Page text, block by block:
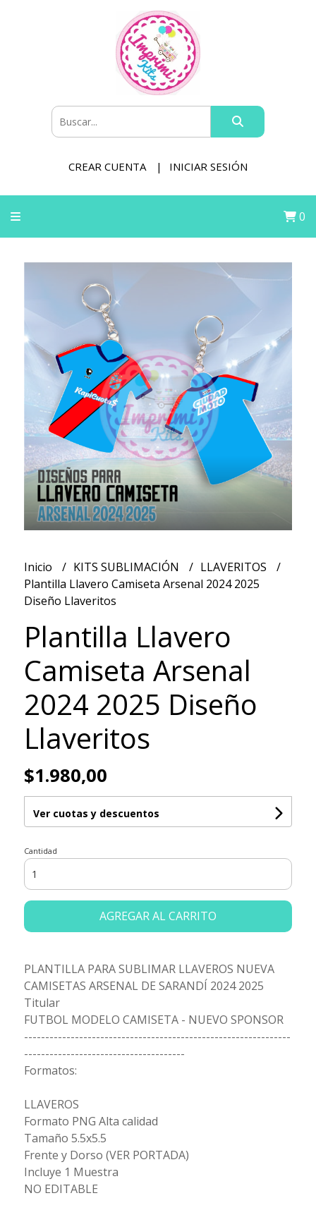
CREAR CUENTA INICIAR SESIÓN
0
Inicio KITS SUBLIMACIÓN
LLAVERITOS
Plantilla Llavero Camiseta Arsenal 2024 2025
Diseño Llaveritos
Plantilla Llavero
Camiseta Arsenal
2024 2025 Diseño
Llaveritos
$1.980,00
Ver cuotas y descuentos
Cantidad
AGREGAR AL CARRITO
PLANTILLA PARA SUBLIMAR LLAVEROS NUEVA
CAMISETAS ARSENAL DE SARANDÍ 2024 2025
Titular
FUTBOL MODELO CAMISETA - NUEVO SPONSOR
---------------------------------------------------------------
--------------------------------------
Formatos:
LLAVEROS
Formato PNG Alta calidad
Tamaño 5.5x5.5
Frente y Dorso (VER PORTADA)
Incluye 1 Muestra
NO EDITABLE